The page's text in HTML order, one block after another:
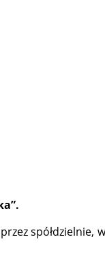
spółdzielnie,